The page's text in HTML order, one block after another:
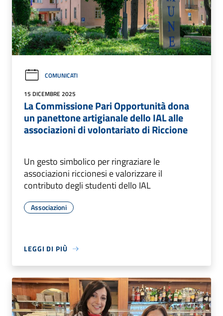
COMUNICATI
15 DICEMBRE 2025
La Commissione Pari Opportunità dona
un panettone artigianale dello IAL alle
associazioni di volontariato di Riccione
Un gesto simbolico per ringraziare le
associazioni riccionesi e valorizzare il
contributo degli studenti dello IAL
Associazioni
LEGGI DI PIÙ